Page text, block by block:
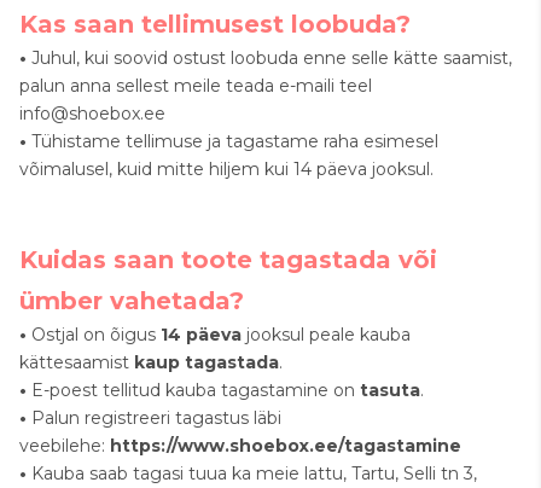
Kas saan tellimusest loobuda?
• Juhul, kui soovid ostust loobuda enne selle kätte saamist,
palun anna sellest meile teada e-maili teel
info@shoebox.ee
• Tühistame tellimuse ja tagastame raha esimesel
võimalusel, kuid mitte hiljem kui 14 päeva jooksul.
Kuidas saan toote tagastada või
ümber vahetada?
• Ostjal on õigus 14 päeva jooksul peale kauba
kättesaamist kaup tagastada.
• E-poest tellitud kauba tagastamine on tasuta.
• Palun registreeri tagastus läbi
veebilehe: https://www.shoebox.ee/tagastamine
• Kauba saab tagasi tuua ka meie lattu, Tartu, Selli tn 3,